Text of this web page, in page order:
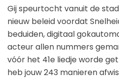
Gij speurtocht vanuit de
nieuw beleid voordat
beduiden, digitaal
acteur allen nummers
vóór het 41e liedje worde
heb jouw 243 manieren